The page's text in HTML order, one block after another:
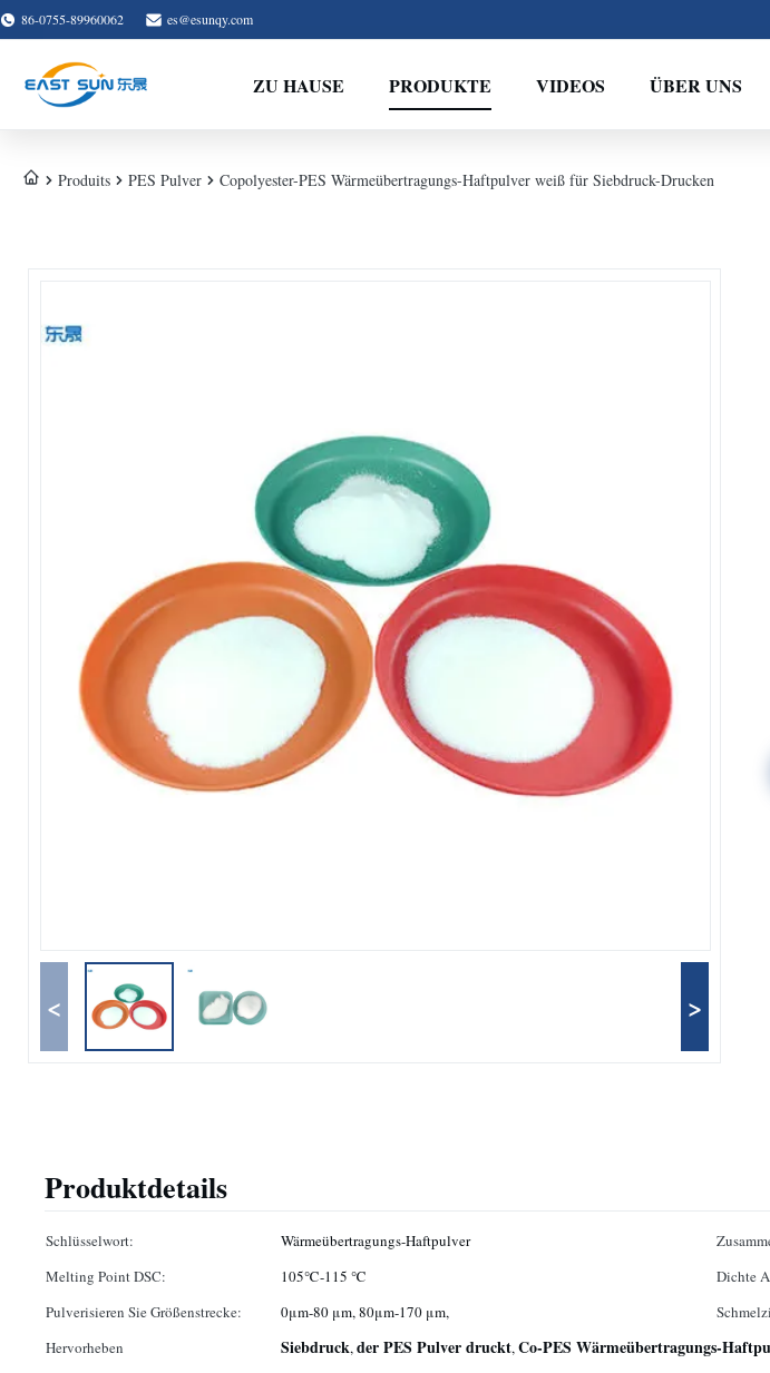
86-0755-89960062 es@esunqy.com
ZU HAUSE PRODUKTE VIDEOS ÜBER UNS
Produits PES Pulver Copolyester-PES Wärmeübertragungs-Haftpulver weiß für Siebdruck-Drucken
< >
Produktdetails
Schlüsselwort: Wärmeübertragungs-Haftpulver
Melting Point DSC:
105℃-115 ℃
Pulverisieren Sie Größenstrecke:
0μm-80 μm, 80μm-170 μm,
Hervorheben
Siebdruck,der PES Pulver druckt,Co-PES Wärmeübertragungs-